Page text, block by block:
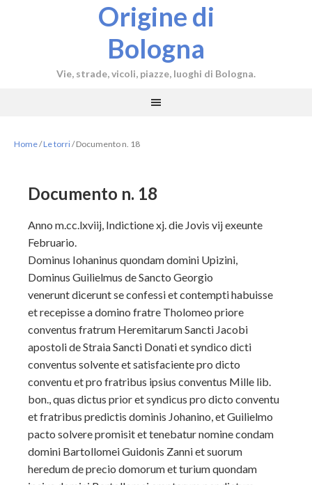
Origine di
Bologna
Vie, strade, vicoli, piazze, luoghi di Bologna.
Home/Le torri/Documento n. 18
Documento n. 18
Anno m.cc.lxviij, Indictione xj. die Jovis vij exeunte
Februario.
Dominus Iohaninus quondam domini Upizini,
Dominus Guilielmus de Sancto Georgio
venerunt diceruntse confessi et contempti habuisse
etrecepisse a domino fratre Tholomeo priore
conventus fratrum Heremitarum Sancti Jacobi
apostoli de Straia Sancti Donati et syndico dicti
conventus solvente et satisfaciente pro dicto
conventu et pro fratribus ipsius conventus Mille lib.
bon., quas dictus prior et syndicus pro dicto conventu
et fratribus predictis dominis Johanino, et Guilielmo
pacto solvere promisit et tenebatur nomine condam
domini Bartollomei Guidonis Zanni et suorum
heredum de precio domorum et turium quondam